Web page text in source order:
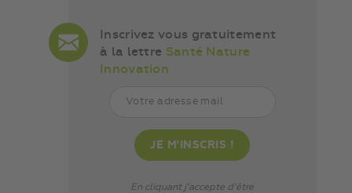
Inscrivez vous gratuitement
à la lettre Santé Nature
Innovation
En cliquant j’accepte d’être